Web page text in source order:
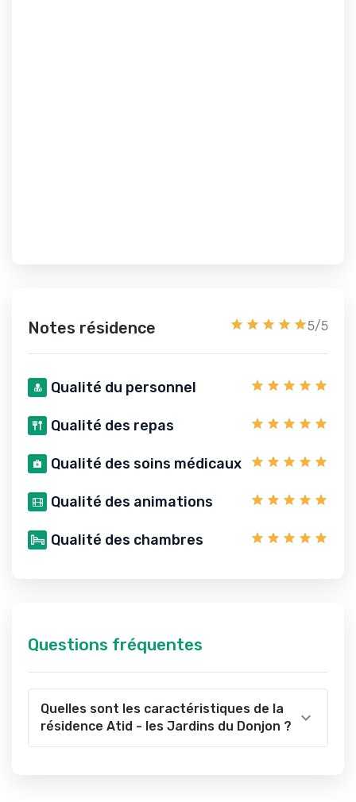
Notes résidence 5/5
Qualité du personnel
Qualité des repas
Qualité des soins médicaux
Qualité des animations
Qualité des chambres
Questions fréquentes
Quelles sont les caractéristiques de la
résidence Atid - les Jardins du Donjon ?